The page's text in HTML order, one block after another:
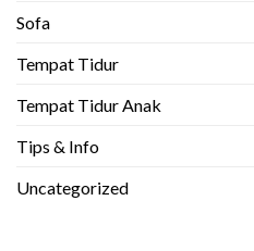
Sofa
Tempat Tidur
Tempat Tidur Anak
Tips & Info
Uncategorized